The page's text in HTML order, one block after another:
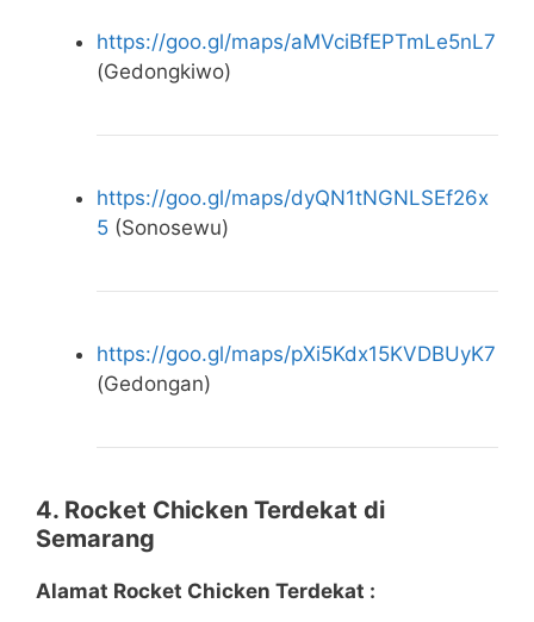
https://goo.gl/maps/aMVciBfEPTmLe5nL7
(Gedongkiwo)
https://goo.gl/maps/dyQN1tNGNLSEf26x
5 (Sonosewu)
https://goo.gl/maps/pXi5Kdx15KVDBUyK7
(Gedongan)
4. Rocket Chicken Terdekat di
Semarang
Alamat Rocket Chicken Terdekat :